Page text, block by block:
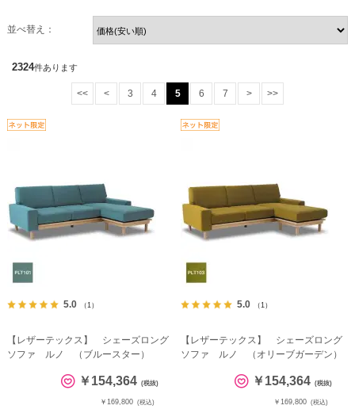
並べ替え：
2324件あります
<< < 3 4 5 6 7 > >>
5.0 （1）
【レザーテックス】 シェーズロング
ソファ ルノ （ブルースター）
￥154,364 (税抜)
￥169,800 (税込)
5.0 （1）
【レザーテックス】 シェーズロング
ソファ ルノ （オリーブガーデン）
￥154,364 (税抜)
￥169,800 (税込)